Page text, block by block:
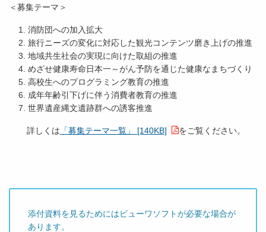
＜募集テーマ＞
消防団への加入拡大
旅行ニーズの変化に対応した観光コンテンツ磨き上げの推進
地域共生社会の実現に向けた取組の推進
めざせ健康寿命日本一～がん予防を通じた健康なまちづくり
高校生へのプログラミング教育の推進
成年年齢引下げに伴う消費者教育の推進
世界遺産縄文遺跡群への誘客推進
詳しくは 「募集テーマ一覧」 [140KB] をご覧ください。
添付資料を見るためにはビューワソフトが必要な場合が
あります。